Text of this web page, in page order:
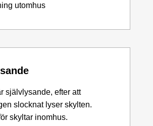
utomhus
självlysande, efter att
slocknat lyser skylten.
skyltar inomhus.